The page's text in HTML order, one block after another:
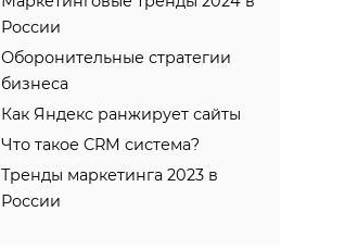
России
Оборонительные стратегии
бизнеса
Как Яндекс ранжирует сайты
Что такое CRM система?
Тренды маркетинга 2023 в
России